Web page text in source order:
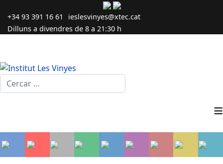
+34 93 391 16 61
ieslesvinyes@xtec.cat
Dilluns a divendres de 8 a 21:30 h
Cercar...
≡